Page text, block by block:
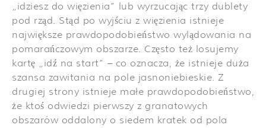
„idziesz do więzienia” lub wyrzucając trzy dublety
pod rząd. Stąd po wyjściu z więzienia istnieje
największe prawdopodobieństwo wylądowania na
pomarańczowym obszarze. Często też losujemy
kartę „idź na start” – co oznacza, że istnieje duża
szansa zawitania na pole jasnoniebieskie. Z
drugiej strony istnieje małe prawdopodobieństwo,
że ktoś odwiedzi pierwszy z granatowych
obszarów oddalony o siedem kratek od pola